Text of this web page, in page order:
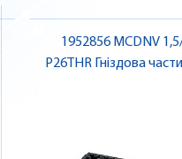
1952856 MCDNV
P26THR Гніздова